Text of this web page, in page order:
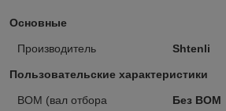
Основные
Производитель Shtenli
Пользовательские характеристики
ВОМ (вал отбора
Без ВОМ